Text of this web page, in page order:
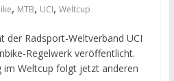
, MTB, UCI, Weltcup
der Radsport-Weltverband UCI
Regelwerk veröffentlicht.
im Weltcup folgt jetzt anderen